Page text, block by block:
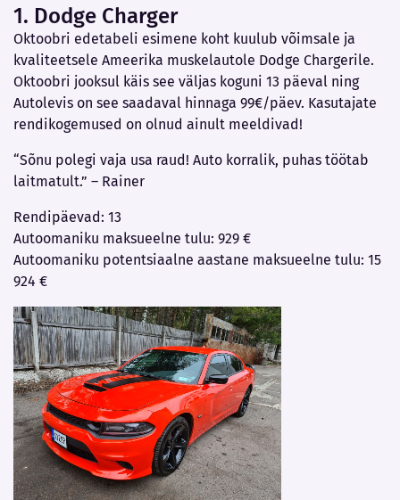
1. Dodge Charger
Oktoobri edetabeli esimene koht kuulub võimsale ja
kvaliteetsele Ameerika muskelautole Dodge Chargerile.
Oktoobri jooksul käis see väljas koguni 13 päeval ning
Autolevis on see saadaval hinnaga 99€/päev. Kasutajate
rendikogemused on olnud ainult meeldivad!
“Sõnu polegi vaja usa raud! Auto korralik, puhas töötab
laitmatult.” – Rainer
Rendipäevad: 13
Autoomaniku maksueelne tulu: 929 €
Autoomaniku potentsiaalne aastane maksueelne tulu: 15
924 €